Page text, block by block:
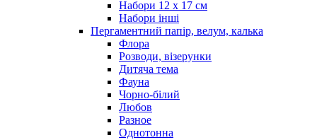
Набори 12 х 17 см
Набори інші
Пергаментний папір, велум, калька
Флора
Розводи, візерунки
Дитяча тема
Фауна
Чорно-білий
Любов
Разное
Однотонна